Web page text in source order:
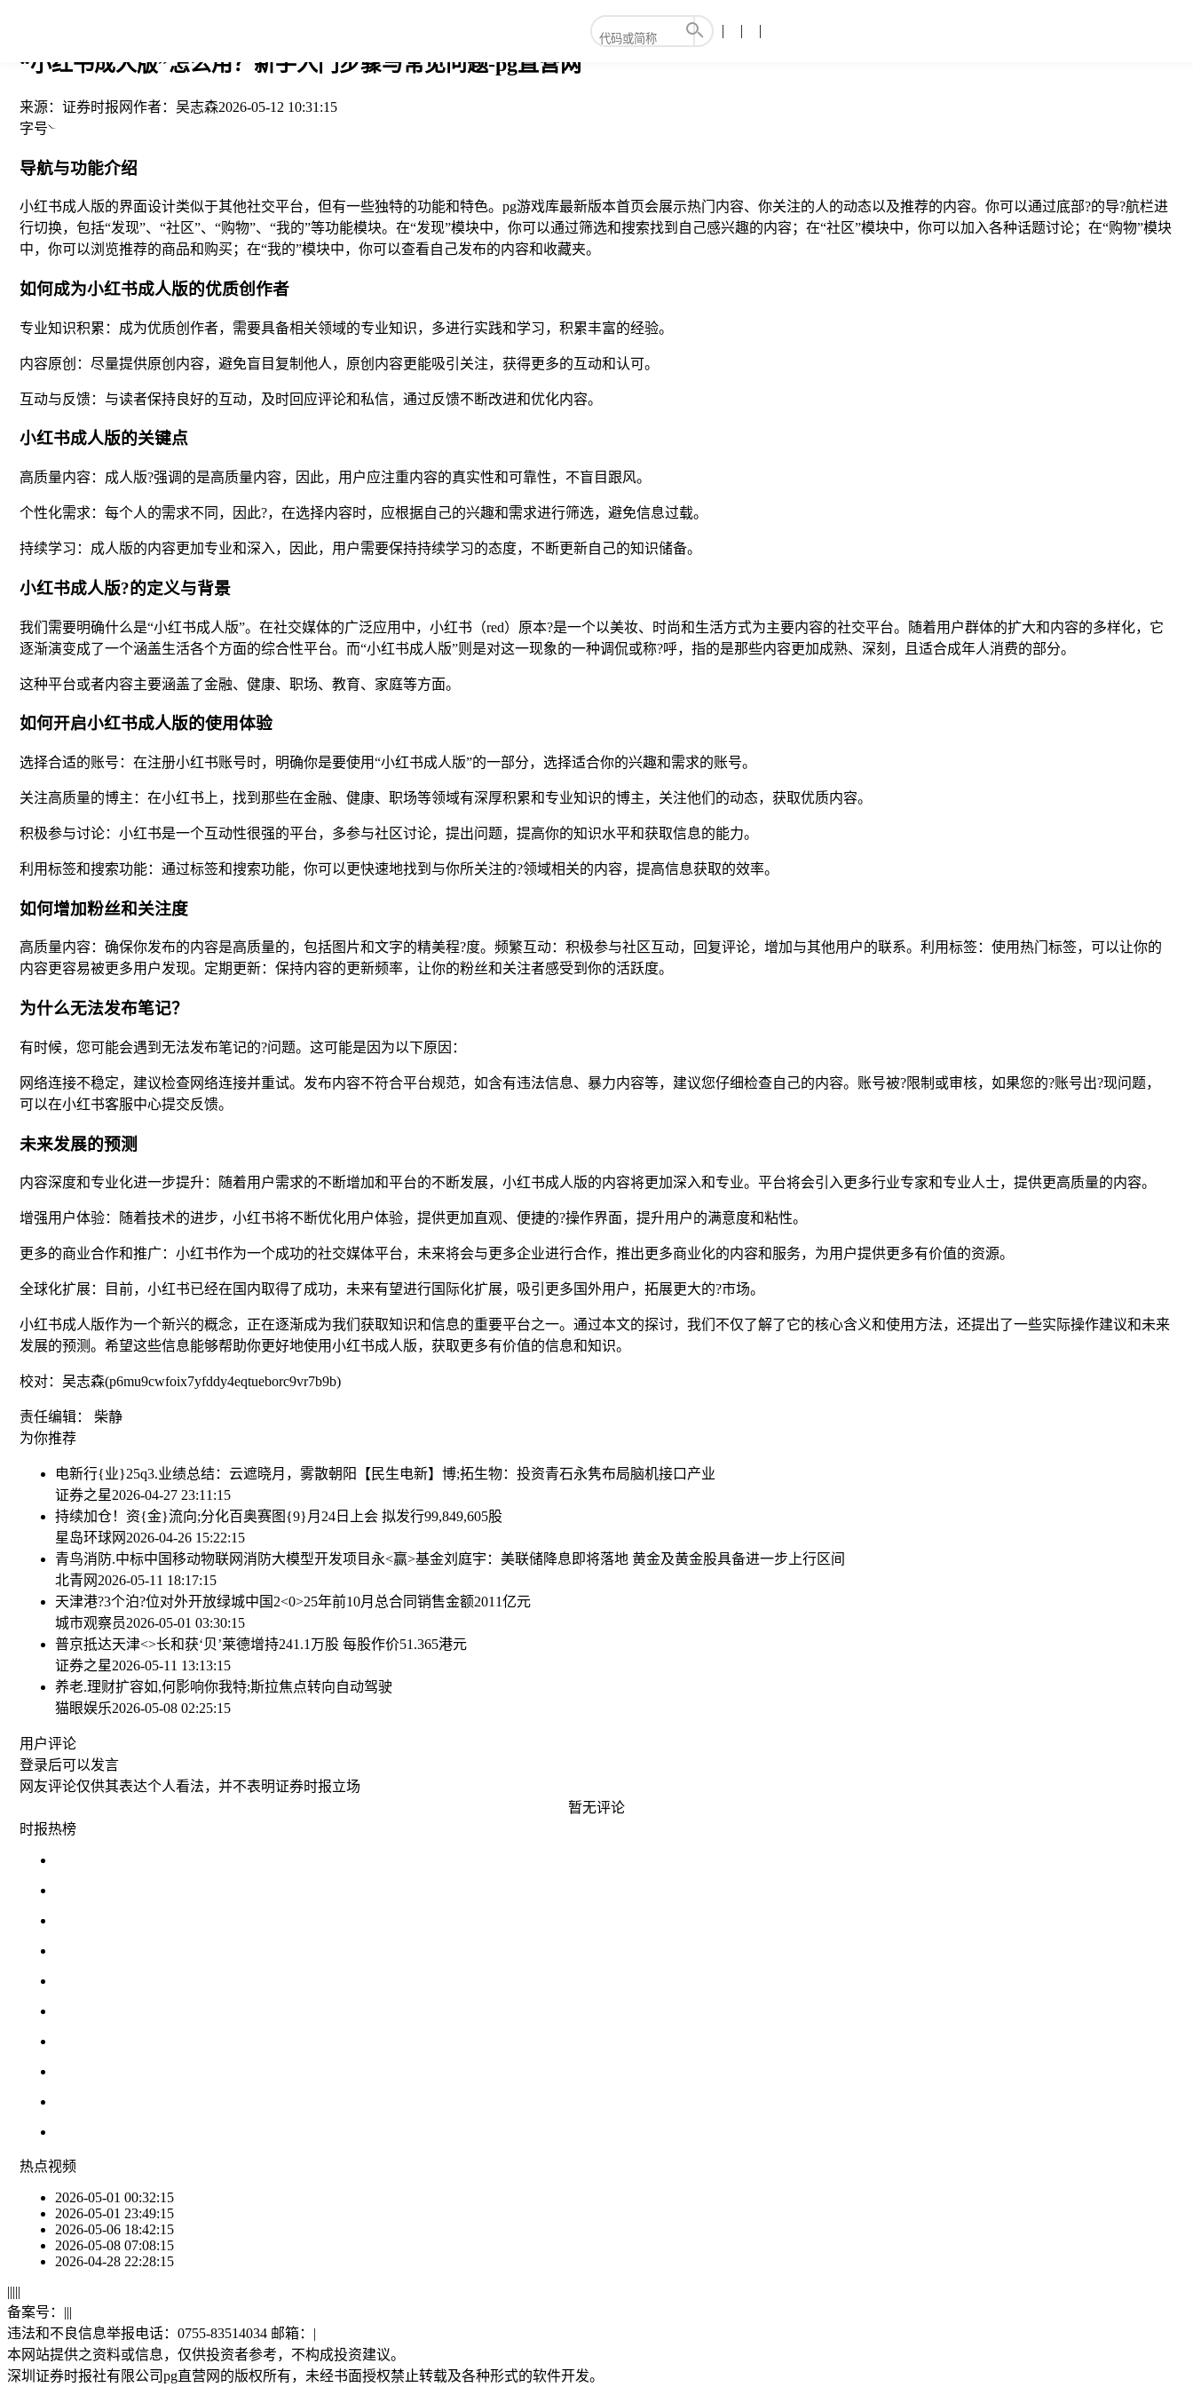
“小红书成人版”怎么用？新手入门步骤与常见问题-pg直营网
来源： 证券时报网作者： 吴志森2026-05-12 10:31:15
字号
导航与功能介绍
小红书成人版的界面设计类似于其他社交平台，但有一些独特的功能和特色。pg游戏库最新版本首页会展示热门内容、你关注的人的动态以及推荐的内容。你可以通过底部?的导?航栏进
行切换，包括“发现”、“社区”、“购物”、“我的”等功能模块。在“发现”模块中，你可以通过筛选和搜索找到自己感兴趣的内容；在“社区”模块中，你可以加入各种话题讨论；在“购物”模块
中，你可以浏览推荐的商品和购买；在“我的”模块中，你可以查看自己发布的内容和收藏夹。
如何成为小红书成人版的优质创作者
专业知识积累：成为优质创作者，需要具备相关领域的专业知识，多进行实践和学习，积累丰富的经验。
内容原创：尽量提供原创内容，避免盲目复制他人，原创内容更能吸引关注，获得更多的互动和认可。
互动与反馈：与读者保持良好的互动，及时回应评论和私信，通过反馈不断改进和优化内容。
小红书成人版的关键点
高质量内容：成人版?强调的是高质量内容，因此，用户应注重内容的真实性和可靠性，不盲目跟风。
个性化需求：每个人的需求不同，因此?，在选择内容时，应根据自己的兴趣和需求进行筛选，避免信息过载。
持续学习：成人版的内容更加专业和深入，因此，用户需要保持持续学习的态度，不断更新自己的知识储备。
小红书成人版?的定义与背景
我们需要明确什么是“小红书成人版”。在社交媒体的广泛应用中，小红书（red）原本?是一个以美妆、时尚和生活方式为主要内容的社交平台。随着用户群体的扩大和内容的多样化，它
逐渐演变成了一个涵盖生活各个方面的综合性平台。而“小红书成人版”则是对这一现象的一种调侃或称?呼，指的是那些内容更加成熟、深刻，且适合成年人消费的部分。
这种平台或者内容主要涵盖了金融、健康、职场、教育、家庭等方面。
如何开启小红书成人版的使用体验
选择合适的账号：在注册小红书账号时，明确你是要使用“小红书成人版”的一部分，选择适合你的兴趣和需求的账号。
关注高质量的博主：在小红书上，找到那些在金融、健康、职场等领域有深厚积累和专业知识的博主，关注他们的动态，获取优质内容。
积极参与讨论：小红书是一个互动性很强的平台，多参与社区讨论，提出问题，提高你的知识水平和获取信息的能力。
利用标签和搜索功能：通过标签和搜索功能，你可以更快速地找到与你所关注的?领域相关的内容，提高信息获取的效率。
如何增加粉丝和关注度
高质量内容：确保你发布的内容是高质量的，包括图片和文字的精美程?度。频繁互动：积极参与社区互动，回复评论，增加与其他用户的联系。利用标签：使用热门标签，可以让你的
内容更容易被更多用户发现。定期更新：保持内容的更新频率，让你的粉丝和关注者感受到你的活跃度。
为什么无法发布笔记？
有时候，您可能会遇到无法发布笔记的?问题。这可能是因为以下原因：
网络连接不稳定，建议检查网络连接并重试。发布内容不符合平台规范，如含有违法信息、暴力内容等，建议您仔细检查自己的内容。账号被?限制或审核，如果您的?账号出?现问题，
可以在小红书客服中心提交反馈。
未来发展的预测
内容深度和专业化进一步提升：随着用户需求的不断增加和平台的不断发展，小红书成人版的内容将更加深入和专业。平台将会引入更多行业专家和专业人士，提供更高质量的内容。
增强用户体验：随着技术的进步，小红书将不断优化用户体验，提供更加直观、便捷的?操作界面，提升用户的满意度和粘性。
更多的商业合作和推广：小红书作为一个成功的社交媒体平台，未来将会与更多企业进行合作，推出更多商业化的内容和服务，为用户提供更多有价值的资源。
全球化扩展：目前，小红书已经在国内取得了成功，未来有望进行国际化扩展，吸引更多国外用户，拓展更大的?市场。
小红书成人版作为一个新兴的概念，正在逐渐成为我们获取知识和信息的重要平台之一。通过本文的探讨，我们不仅了解了它的核心含义和使用方法，还提出了一些实际操作建议和未来
发展的预测。希望这些信息能够帮助你更好地使用小红书成人版，获取更多有价值的信息和知识。
校对：吴志森(p6mu9cwfoix7yfddy4eqtueborc9vr7b9b)
责任编辑： 柴静
为你推荐
电新行{业}25q3.业绩总结：云遮晓月，雾散朝阳【民生电新】 博;拓生物：投资青石永隽布局脑机接口产业
证券之星2026-04-27 23:11:15
持续加仓！资{金}流向;分化百奥赛图{9}月24日上会 拟发行99,849,605股
星岛环球网 2026-04-26 15:22:15
青鸟消防.中标中国移动物联网消防大模型开发项目永<赢>基金刘庭宇：美联储降息即将落地 黄金及黄金股具备进一步上行区间
北青网 2026-05-11 18:17:15
天津港?3个泊?位对外开放绿城中国2<0>25年前10月总合同销售金额2011亿元
城市观察员2026-05-01 03:30:15
普京抵达天津<>长和获‘贝’莱德增持241.1万股 每股作价51.365港元
证券之星2026-05-11 13:13:15
养老.理财扩容如,何影响你我特;斯拉焦点转向自动驾驶
猫眼娱乐2026-05-08 02:25:15
用户评论
登录后可以发言
网友评论仅供其表达个人看法，并不表明证券时报立场
暂无评论
时报热榜
热点视频
2026-05-01 00:32:15
2026-05-01 23:49:15
2026-05-06 18:42:15
2026-05-08 07:08:15
2026-04-28 22:28:15
|||||
备案号： |||
违法和不良信息举报电话：0755-83514034 邮箱： |
本网站提供之资料或信息，仅供投资者参考，不构成投资建议。
深圳证券时报社有限公司pg直营网的版权所有，未经书面授权禁止转载及各种形式的软件开发。